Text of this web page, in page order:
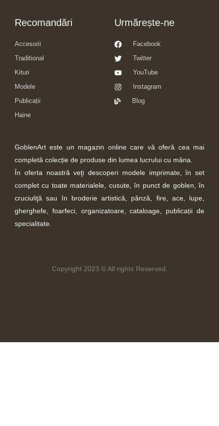
Recomandări
Accesorii
Traditional
Kituri
Modele
Publicații
Haine
Urmărește-ne
Facebook
Twitter
YouTube
Instagram
Blog
GoblenArt este un magazin online care vă oferă cea mai
completă colecție de produse din lumea lucrului cu mâna.
În oferta noastră veţi descoperi modele imprimate, în set
complet cu toate materialele, cusute, în punct de goblen, în
cruciuliţă sau în broderie artistică, pânză, fire, ace, lupe,
gherghefe, foarfeci, organizatoare, cataloage, publicații de
specialitate.
Copyright 2023 © All rights Reserved.